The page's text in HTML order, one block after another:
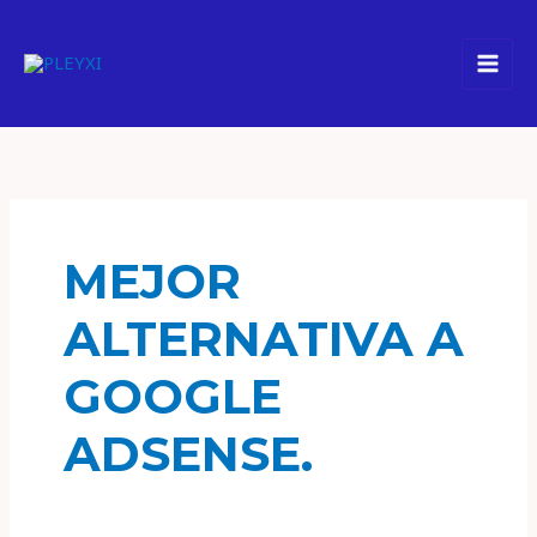
contenido
MEJOR
ALTERNATIVA A
GOOGLE
ADSENSE.